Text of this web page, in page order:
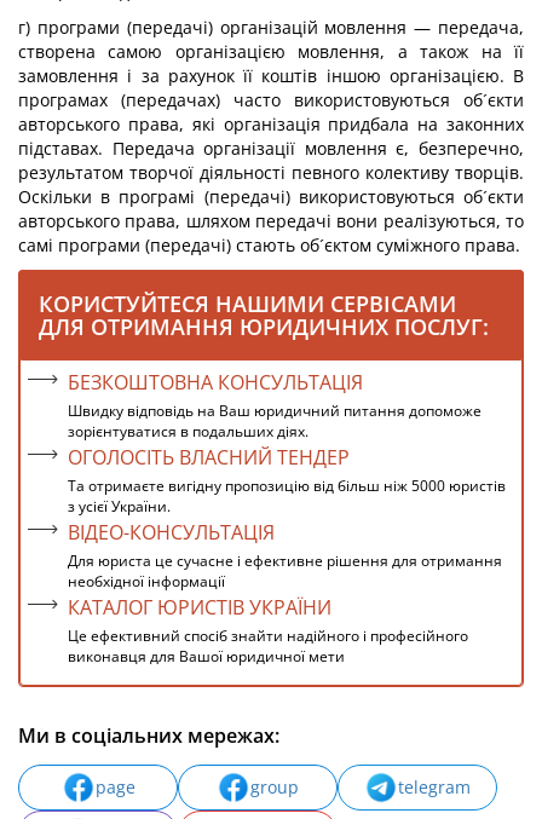
г) програми (передачі) організацій мовлення — передача,
створена самою організацією мовлення, а також на її
замовлення і за рахунок її коштів іншою організацією. В
програмах (передачах) часто використовуються об´єкти
авторського права, які організація придбала на законних
підставах. Передача організації мовлення є, безперечно,
результатом творчої діяльності певного колективу творців.
Оскільки в програмі (передачі) використовуються об´єкти
авторського права, шляхом передачі вони реалізуються, то
самі програми (передачі) стають об´єктом суміжного права.
КОРИСТУЙТЕСЯ НАШИМИ СЕРВІСАМИ
ДЛЯ ОТРИМАННЯ ЮРИДИЧНИХ ПОСЛУГ:
БЕЗКОШТОВНА КОНСУЛЬТАЦІЯ
Швидку відповідь на Ваш юридичний питання допоможе
зорієнтуватися в подальших діях.
ОГОЛОСІТЬ ВЛАСНИЙ ТЕНДЕР
Та отримаєте вигідну пропозицію від більш ніж 5000 юристів
з усієї України.
ВІДЕО-КОНСУЛЬТАЦІЯ
Для юриста це сучасне і ефективне рішення для отримання
необхідної інформації
КАТАЛОГ ЮРИСТІВ УКРАЇНИ
Це ефективний спосіб знайти надійного і професійного
виконавця для Вашої юридичної мети
Ми в соціальних мережах:
page group
telegram